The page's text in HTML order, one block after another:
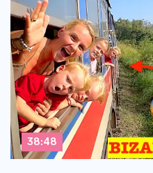
38:48